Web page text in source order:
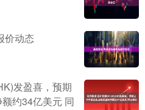
价动态
发盈喜，预期
约34亿美元 同